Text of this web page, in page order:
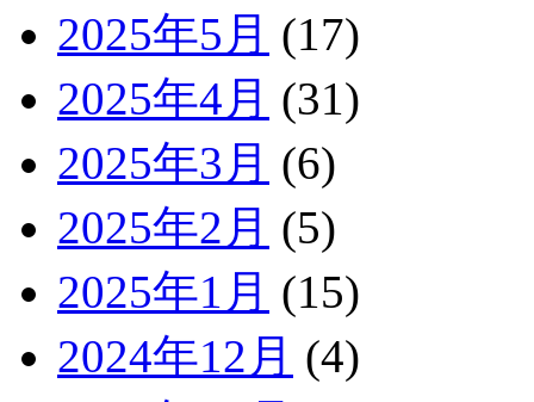
2025年5月 (17)
2025年4月 (31)
2025年3月 (6)
2025年2月 (5)
2025年1月 (15)
2024年12月 (4)